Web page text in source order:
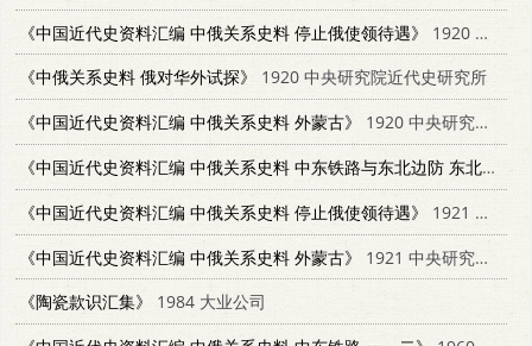
《中国近代史资料汇编 中俄关系史料 停止俄使领待遇》
1920 中央研究院近代史研究所
《中俄关系史料 俄对华外试探》
1920 中央研究院近代史研究所
《中国近代史资料汇编 中俄关系史料 外蒙古》
1920 中央研究院近代史研究所
《中国近代史资料汇编 中俄关系史料 中东铁路与东北边防 东北边防》
《中国近代史资料汇编 中俄关系史料 停止俄使领待遇》
1921 中央研究院近代史研究所
《中国近代史资料汇编 中俄关系史料 外蒙古》
1921 中央研究院近代史研究所
《陶瓷款识汇集》
1984 大业公司